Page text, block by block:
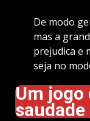
De modo
mas a
prejudica e
seja no
Um jogo
saudade